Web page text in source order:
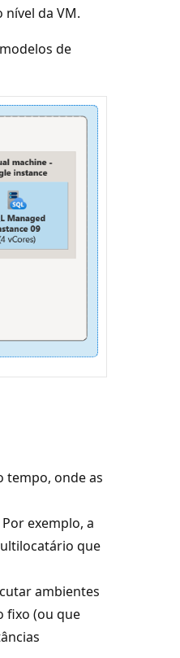
da VM.
de
tempo, onde as
Por exemplo, a
que
ambientes
fixo (ou que